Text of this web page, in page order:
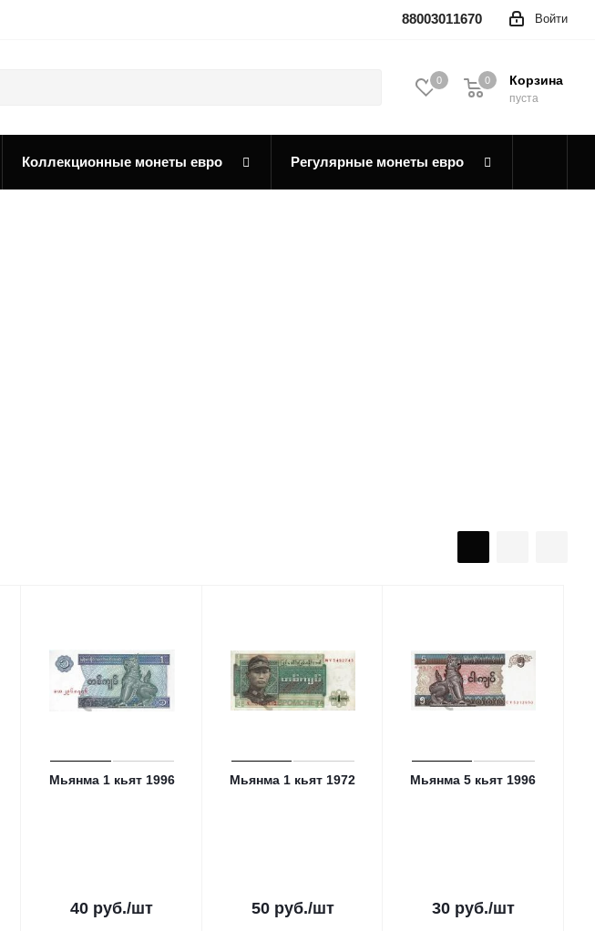
Войти
88003011670
0 Корзина
0
пуста
0
Коллекционные монеты евро Регулярные монеты евро
Мьянма 1 кьят 1996
40 руб./шт
Мьянма 1 кьят 1972
50руб./шт
Мьянма 5 кьят 1996
30руб./шт